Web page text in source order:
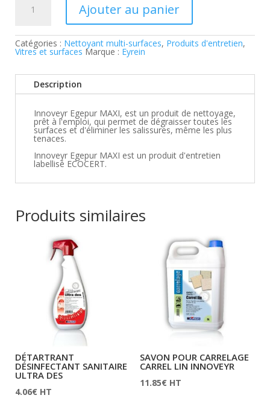
Innoveyr
surfaces
750ml
Ajouter au panier
Catégories : Nettoyant multi-surfaces, Produits d'entretien,
Vitres et surfaces Marque : Eyrein
Description
Innoveyr Egepur MAXI, est un produit de nettoyage,
prêt à l'emploi, qui permet de dégraisser toutes les
surfaces et d'éliminer les salissures, même les plus
tenaces.
Innoveyr Egepur MAXI est un produit d'entretien
labellisé ECOCERT.
Produits similaires
DÉTARTRANT
DÉSINFECTANT SANITAIRE
ULTRA DES
4.06€ HT
SAVON POUR CARRELAGE
CARREL LIN INNOVEYR
11.85€ HT